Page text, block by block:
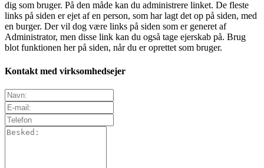
dig som bruger. På den måde kan du administrere linket. De fleste
links på siden er ejet af en person, som har lagt det op på siden, med
en burger. Der vil dog være links på siden som er generet af
Administrator, men disse link kan du også tage ejerskab på. Brug
blot funktionen her på siden, når du er oprettet som bruger.
Kontakt med virksomhedsejer